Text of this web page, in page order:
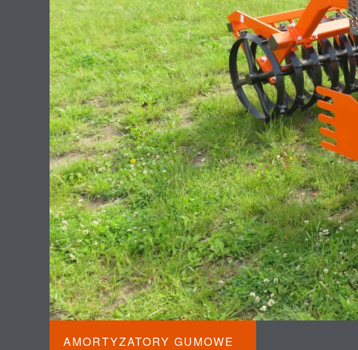
AMORTYZATORY GUMOWE